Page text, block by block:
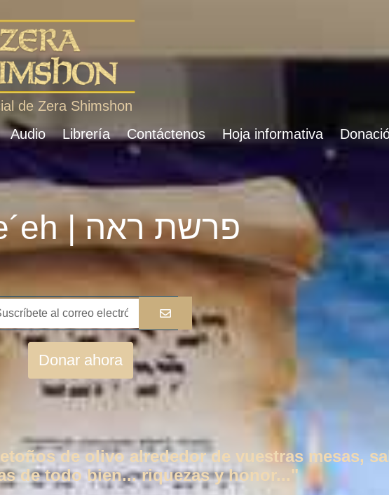
de Zera Shimshon
Audio Librería Contáctenos Hoja informativa
Parshat Re´eh | פרשת ראה
Donar ahora
de olivo alrededor de vuestras mesas,
de todo bien... riquezas y honor..."